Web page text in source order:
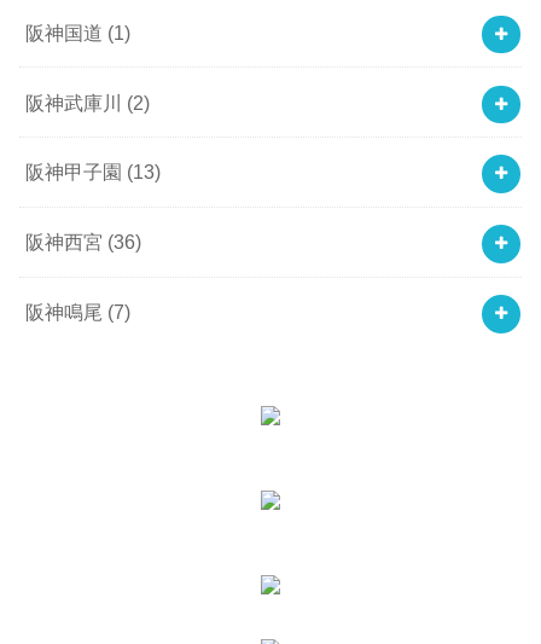
阪神国道 (1)
阪神武庫川 (2)
阪神甲子園 (13)
阪神西宮 (36)
阪神鳴尾 (7)